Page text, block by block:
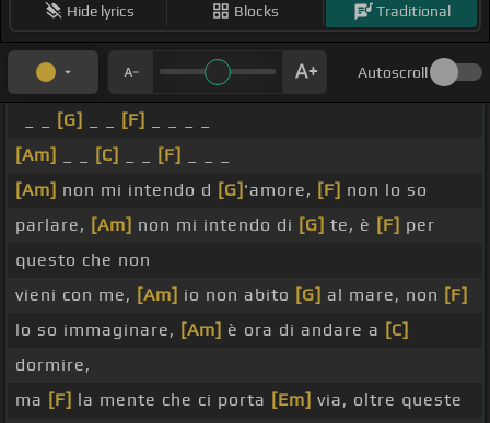
Hide lyrics Blocks Traditional
Autoscroll
[G] [F]
[Am]
[C] [F]
[Am] non mi intendo d [G] 'amore, [F] non lo so
parlare, [Am] non mi intendo di [G] te, è [F] per
questo che non
vieni con me, [Am] io non abito [G] al mare, non [F]
lo so immaginare, [Am] è ora di andare a [C]
dormire,
ma [F] la mente che ci porta [Em] via, oltre queste